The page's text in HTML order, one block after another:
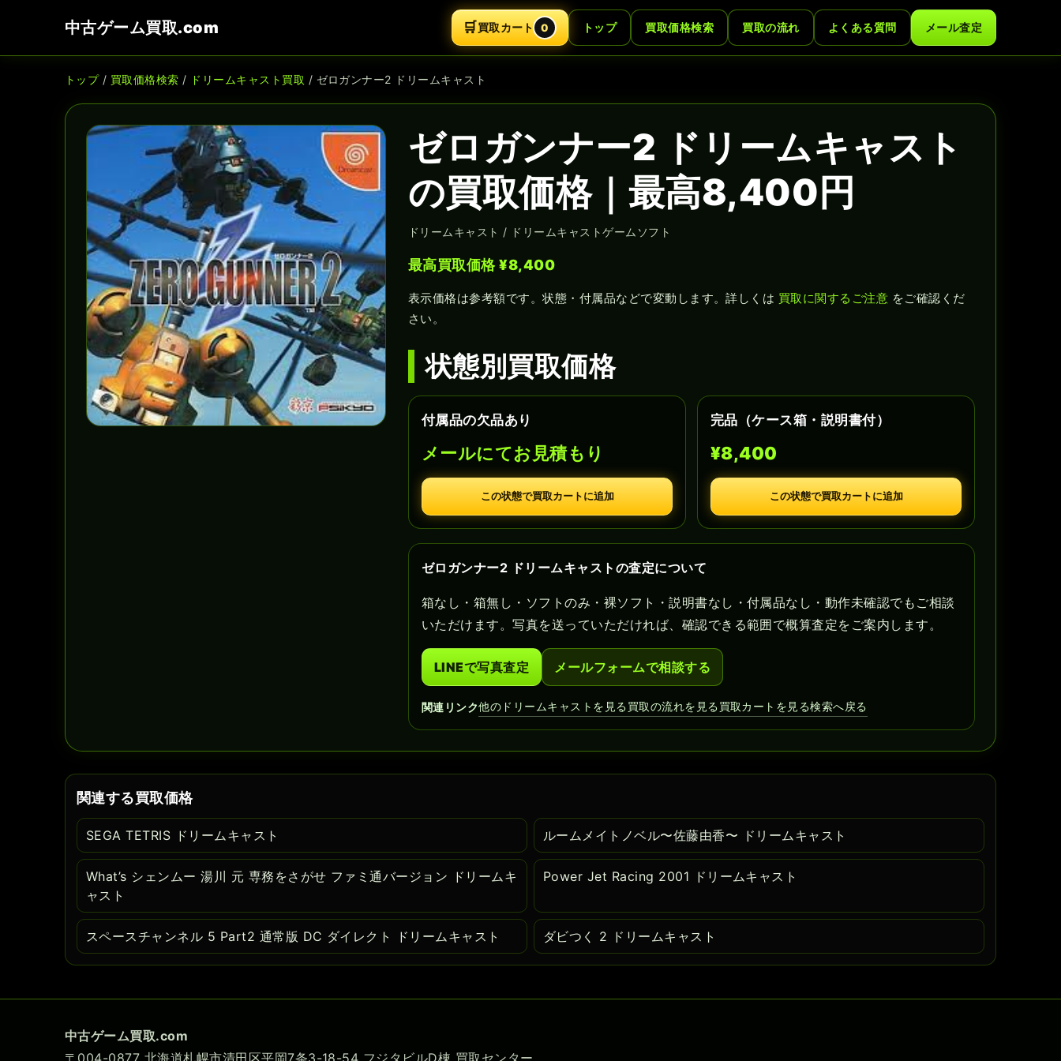
中古ゲーム買取.com 🛒買取カート 0 トップ 買取価格検索 買取の流れ よくある質問 メール査定
トップ/ 買取価格検索 / ドリームキャスト買取 / ゼロガンナー2 ドリームキャスト
ゼロガンナー2 ドリームキャスト
の買取価格｜最高8,400円
ドリームキャスト / ドリームキャストゲームソフト
最高買取価格 ¥8,400
表示価格は参考額です。状態・付属品などで変動します。詳しくは 買取に関するご注意 をご確認くだ
さい。
状態別買取価格
付属品の欠品あり
メールにてお見積もり
この状態で買取カートに追加
完品（ケース箱・説明書付）
¥8,400
この状態で買取カートに追加
ゼロガンナー2 ドリームキャストの査定について
箱なし・箱無し・ソフトのみ・裸ソフト・説明書なし・付属品なし・動作未確認でもご相談
いただけます。写真を送っていただければ、確認できる範囲で概算査定をご案内します。
LINEで写真査定 メールフォームで相談する
関連リンク他のドリームキャストを見る買取の流れを見る買取カートを見る検索へ戻る
関連する買取価格
SEGA TETRIS ドリームキャスト ルームメイトノベル〜佐藤由香〜 ドリームキャスト
What’s シェンムー 湯川 元 専務をさがせ ファミ通バージョン ドリームキ
ャスト
Power Jet Racing 2001 ドリームキャスト
スペースチャンネル 5 Part2 通常版 DC ダイレクト ドリームキャスト ダビつく 2 ドリームキャスト
中古ゲーム買取.com
〒004-0877 北海道札幌市清田区平岡7条3-18-54 フジタビルD棟 買取センター